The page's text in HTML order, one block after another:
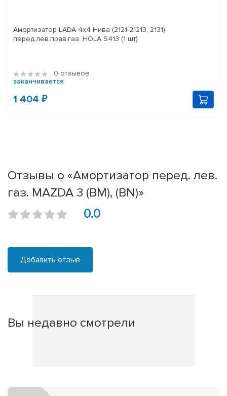
Амортизатор LADA 4x4 Нива (2121-21213, 2131)
перед.лев.прав.газ. HOLA S413 (1 шт)
0 отзывов
заканчивается
1 404 ₽
Отзывы о «Амортизатор перед. лев.
газ. MAZDA 3 (BM), (BN)»
0.0
Добавить отзыв
Вы недавно смотрели